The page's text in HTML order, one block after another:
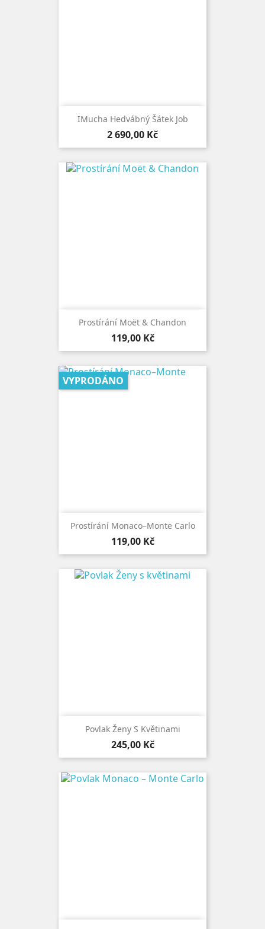
IMucha Hedvábný Šátek Job
Cena
2 690,00 Kč
Prostírání Moët & Chandon
Cena
119,00 Kč
Prostírání Monaco–Monte Carlo
Cena
119,00 Kč
VYPRODÁNO
Povlak Ženy S Květinami
Cena
245,00 Kč